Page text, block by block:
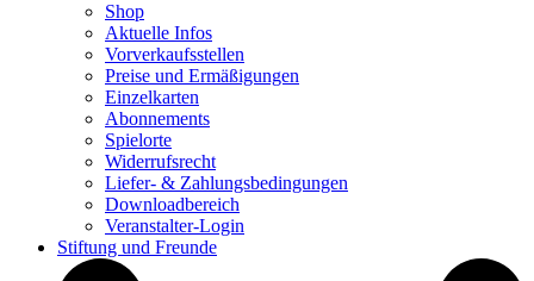
Shop
Aktuelle Infos
Vorverkaufsstellen
Preise und Ermäßigungen
Einzelkarten
Abonnements
Spielorte
Widerrufsrecht
Liefer- & Zahlungsbedingungen
Downloadbereich
Veranstalter-Login
Stiftung und Freunde